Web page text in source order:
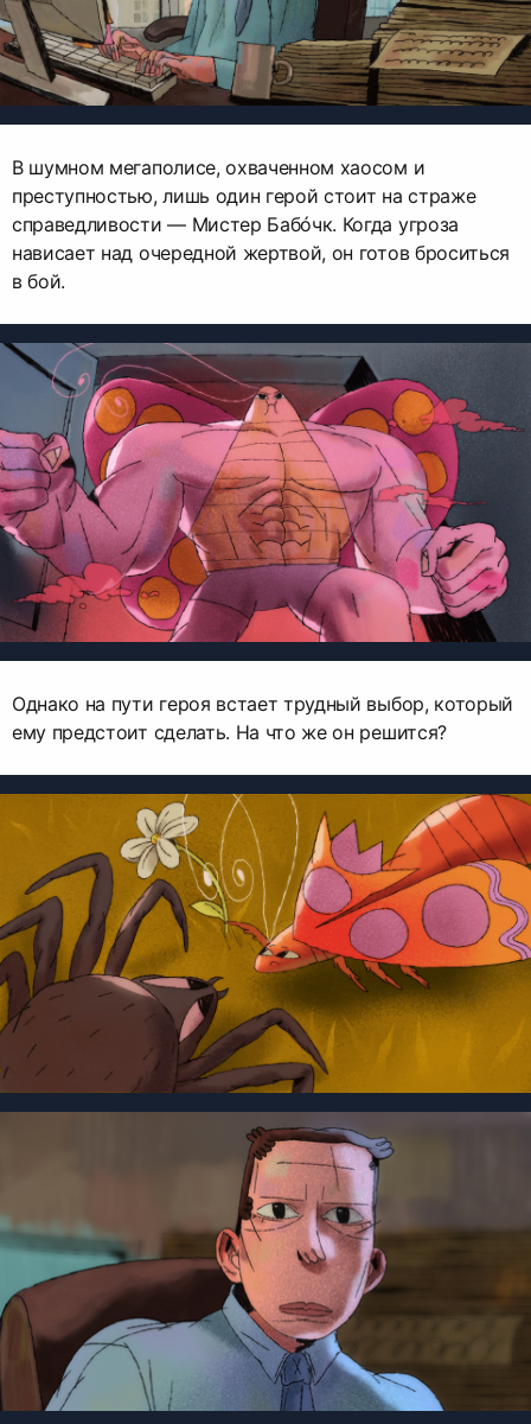
В шумном мегаполисе, охваченном хаосом и
преступностью, лишь один герой стоит на страже
справедливости — Мистер Бабóчк. Когда угроза
нависает над очередной жертвой, он готов броситься
в бой.
Однако на пути героя встает трудный выбор, который
ему предстоит сделать. На что же он решится?